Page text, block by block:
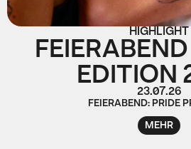
HIGHLIGHT
EDITION
23.07.26
FEIERABEND: PRIDE
MEHR